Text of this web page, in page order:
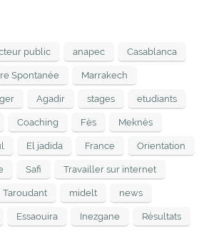
public anapec Casablanca
Spontanée Marrakech
Agadir stages etudiants
Coaching Fès Meknès
El jadida France Orientation
Safi Travailler sur internet
Taroudant midelt news
Essaouira Inezgane Résultats